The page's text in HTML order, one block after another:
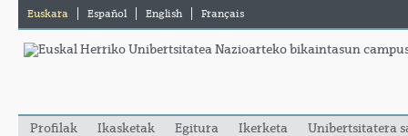
Euskara Español English Français
Profilak Ikasketak Egitura Ikerketa Unibertsitatera